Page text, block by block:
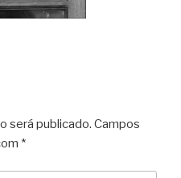
será publicado. Campos
*